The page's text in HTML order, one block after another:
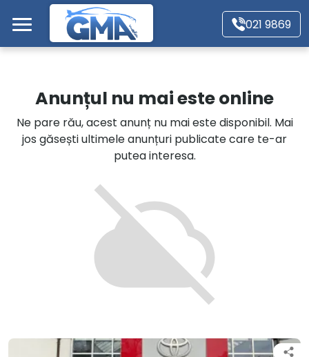
Mergi direct la conținutul principal
021 9869
Autoturisme
Motociclete
Autoutilitare
Alte tipuri vehicule
Anunțul nu mai este online
Ne pare rău, acest anunț nu mai este disponibil. Mai
jos găsești ultimele anunțuri publicate care te-ar
putea interesa.